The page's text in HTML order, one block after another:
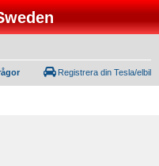
Registrera din Tesla/elbil